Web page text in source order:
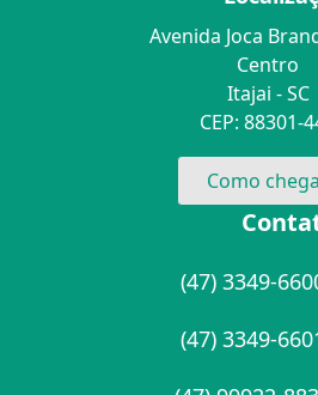
Avenida Joca
Centro
Itajai - SC
CEP: 88301-
Como
(47) 3349-
(47) 3349-